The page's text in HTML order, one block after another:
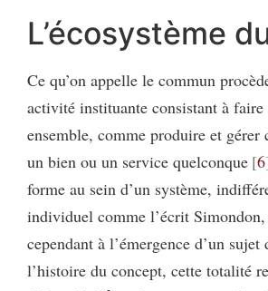
L’écosystème
Ce qu’on appelle le commun
activité instituante consistant à faire
ensemble, comme produire et gérer
un bien ou un service quelconque 6
forme au sein d’un système,
individuel comme l’écrit
cependant à l’émergence d’un
l’histoire du concept, cette totalité